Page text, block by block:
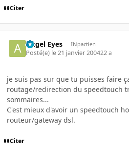
Citer
Angel Eyes INpactien
Posté(e) le 21 janvier 200422 a
je suis pas sur que tu puisses faire
routage/redirection du speedtouch
sommaires...
C'est mieux d'avoir un speedtouch
routeur/gateway dsl.
Citer